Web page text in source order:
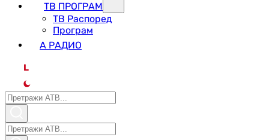
ТВ ПРОГРАМ
ТВ Распоред
Програм
А РАДИО
L